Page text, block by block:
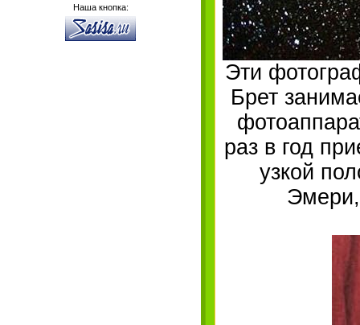
Наша кнопка:
Эти
Брет
раз в год
узкой